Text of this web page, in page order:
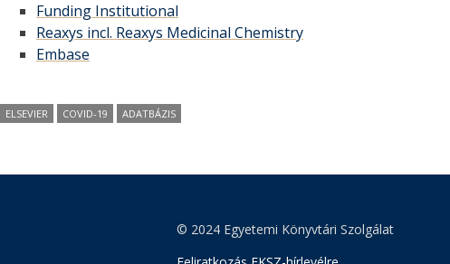
Funding Institutional
Reaxys incl. Reaxys Medicinal Chemistry
Embase
ELSEVIER COVID-19 ADATBÁZIS
© 2024 Egyetemi Könyvtári Szolgálat